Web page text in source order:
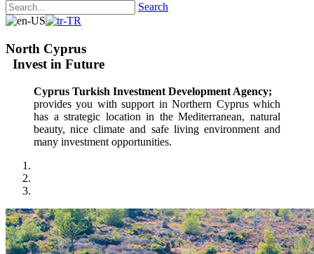
Search
North Cyprus
Invest in Future
Cyprus Turkish Investment Development Agency;
provides you with support in Northern Cyprus which
has a strategic location in the Mediterranean, natural
beauty, nice climate and safe living environment and
many investment opportunities.